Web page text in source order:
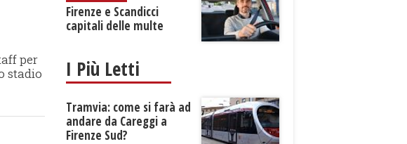
per
stadio
Firenze e Scandicci
capitali delle multe
I Più Letti
Tramvia: come si farà ad
andare da Careggi a
Firenze Sud?